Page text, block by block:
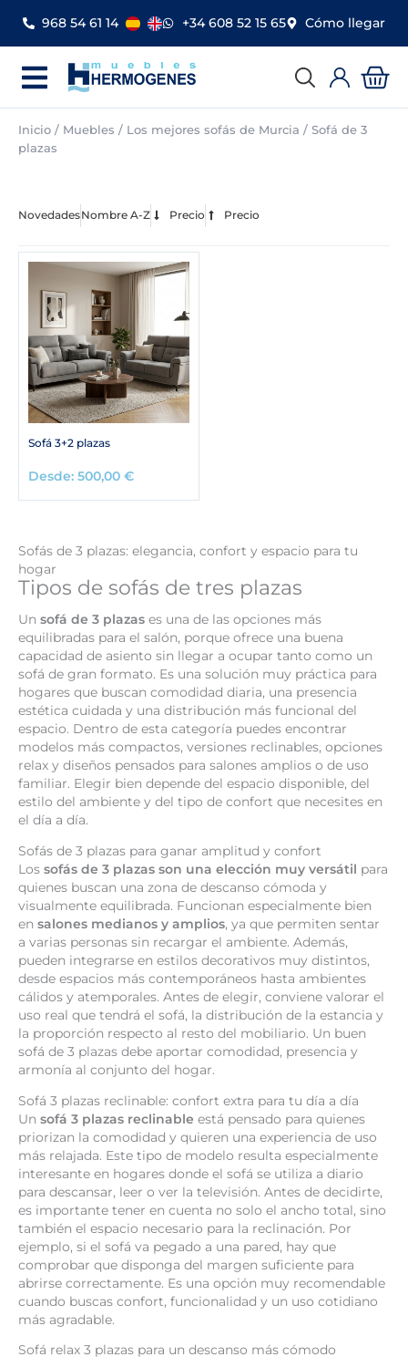
contenido
968 54 61 14 +34 608 52 15 65 Cómo llegar
Inicio / Muebles / Los mejores sofás de Murcia / Sofá de 3
plazas
NovedadesNombre A-Z Precio Precio
Sofá 3+2 plazas
Desde: 500,00 €
Sofás de 3 plazas: elegancia, confort y espacio para tu
hogar
Tipos de sofás de tres plazas
Un sofá de 3 plazas es una de las opciones más
equilibradas para el salón, porque ofrece una buena
capacidad de asiento sin llegar a ocupar tanto como un
sofá de gran formato. Es una solución muy práctica para
hogares que buscan comodidad diaria, una presencia
estética cuidada y una distribución más funcional del
espacio. Dentro de esta categoría puedes encontrar
modelos más compactos, versiones reclinables, opciones
relax y diseños pensados para salones amplios o de uso
familiar. Elegir bien depende del espacio disponible, del
estilo del ambiente y del tipo de confort que necesites en
el día a día.
Sofás de 3 plazas para ganar amplitud y confort
Los sofás de 3 plazas son una elección muy versátil para
quienes buscan una zona de descanso cómoda y
visualmente equilibrada. Funcionan especialmente bien
en salones medianos y amplios, ya que permiten sentar
a varias personas sin recargar el ambiente. Además,
pueden integrarse en estilos decorativos muy distintos,
desde espacios más contemporáneos hasta ambientes
cálidos y atemporales. Antes de elegir, conviene valorar el
uso real que tendrá el sofá, la distribución de la estancia y
la proporción respecto al resto del mobiliario. Un buen
sofá de 3 plazas debe aportar comodidad, presencia y
armonía al conjunto del hogar.
Sofá 3 plazas reclinable: confort extra para tu día a día
Un sofá 3 plazas reclinable está pensado para quienes
priorizan la comodidad y quieren una experiencia de uso
más relajada. Este tipo de modelo resulta especialmente
interesante en hogares donde el sofá se utiliza a diario
para descansar, leer o ver la televisión. Antes de decidirte,
es importante tener en cuenta no solo el ancho total, sino
también el espacio necesario para la reclinación. Por
ejemplo, si el sofá va pegado a una pared, hay que
comprobar que disponga del margen suficiente para
abrirse correctamente. Es una opción muy recomendable
cuando buscas confort, funcionalidad y un uso cotidiano
más agradable.
Sofá relax 3 plazas para un descanso más cómodo